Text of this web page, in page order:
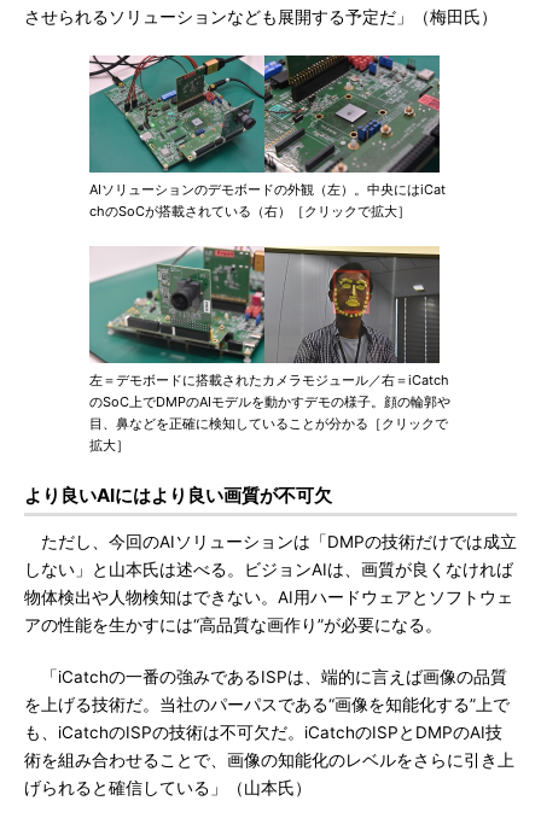
させられるソリューションなども展開する予定だ」（梅田氏）
AIソリューションのデモボードの外観（左）。中央にはiCat
chのSoCが搭載されている（右）［クリックで拡大］
左＝デモボードに搭載されたカメラモジュール／右＝iCatch
のSoC上でDMPのAIモデルを動かすデモの様子。顔の輪郭や
目、鼻などを正確に検知していることが分かる［クリックで
拡大］
より良いAIにはより良い画質が不可欠
ただし、今回のAIソリューションは「DMPの技術だけでは成立
しない」と山本氏は述べる。ビジョンAIは、画質が良くなければ
物体検出や人物検知はできない。AI用ハードウェアとソフトウェ
アの性能を生かすには“高品質な画作り”が必要になる。
「iCatchの一番の強みであるISPは、端的に言えば画像の品質
を上げる技術だ。当社のパーパスである“画像を知能化する”上で
も、iCatchのISPの技術は不可欠だ。iCatchのISPとDMPのAI技
術を組み合わせることで、画像の知能化のレベルをさらに引き上
げられると確信している」（山本氏）